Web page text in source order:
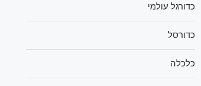
כדורגל עולמי
כדורסל
כלכלה